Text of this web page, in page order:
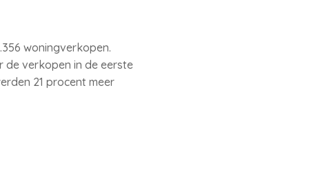
woningverkopen.
de verkopen in de eerste
21 procent meer